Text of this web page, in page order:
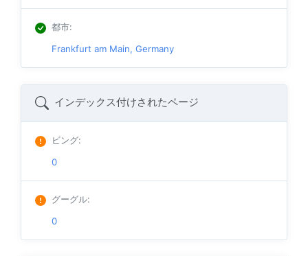
都市:
Frankfurt am Main, Germany
インデックス付けされたページ
ビング:
0
グーグル:
0